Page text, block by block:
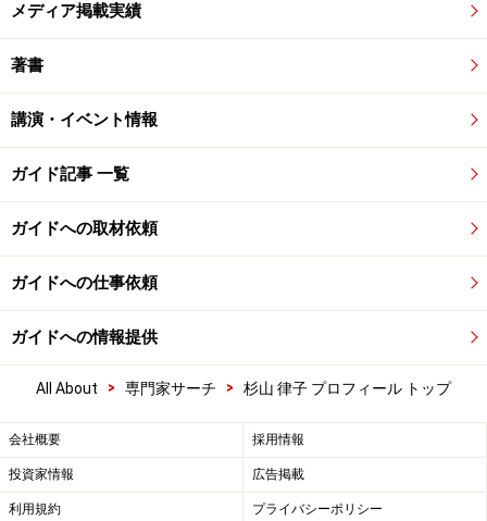
メディア掲載実績
著書
講演・イベント情報
ガイド記事 一覧
ガイドへの取材依頼
ガイドへの仕事依頼
ガイドへの情報提供
All About > 専門家サーチ > 杉山 律子 プロフィール トップ
会社概要 採用情報
投資家情報 広告掲載
利用規約 プライバシーポリシー